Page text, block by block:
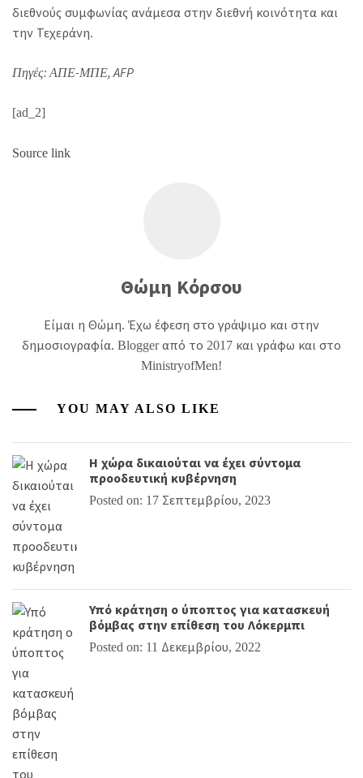
διεθνούς συμφωνίας ανάμεσα στην διεθνή κοινότητα και
την Τεχεράνη.
Πηγές: ΑΠΕ-ΜΠΕ, AFP
[ad_2]
Source link
Θώμη Κόρσου
Είμαι η Θώμη. Έχω έφεση στο γράψιμο και στην
δημοσιογραφία. Blogger από το 2017 και γράφω και στο
MinistryofMen!
YOU MAY ALSO LIKE
Η χώρα δικαιούται να έχει σύντομα
προοδευτική κυβέρνηση
Posted on: 17 Σεπτεμβρίου, 2023
Υπό κράτηση ο ύποπτος για κατασκευή
βόμβας στην επίθεση του Λόκερμπι
Posted on: 11 Δεκεμβρίου, 2022